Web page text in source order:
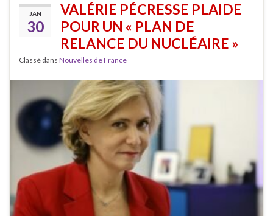
JAN
30
VALÉRIE PÉCRESSE PLAIDE
POUR UN « PLAN DE
RELANCE DU NUCLÉAIRE »
Classé dans Nouvelles de France